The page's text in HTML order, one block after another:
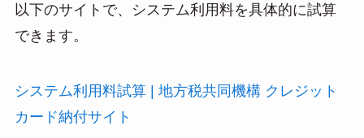
以下のサイトで、システム利用料を具体的に試算
できます。
システム利用料試算 | 地方税共同機構 クレジット
カード納付サイト